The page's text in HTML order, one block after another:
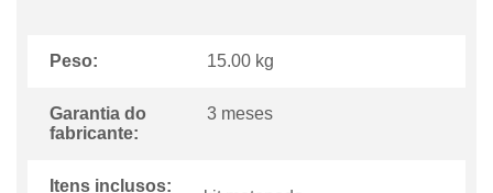
Peso: 15.00 kg
Garantia do
fabricante:
3 meses
Itens inclusos: